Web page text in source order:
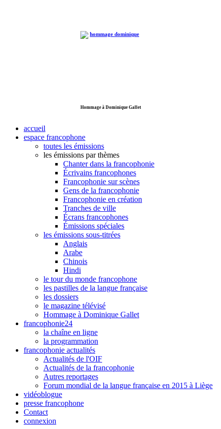
Hommage à Dominique Gallet
accueil
espace francophone
toutes les émissions
les émissions par thèmes
Chanter dans la francophonie
Écrivains francophones
Francophonie sur scènes
Gens de la francophonie
Francophonie en création
Tranches de ville
Écrans francophones
Émissions spéciales
les émissions sous-titrées
Anglais
Arabe
Chinois
Hindi
le tour du monde francophone
les pastilles de la langue française
les dossiers
le magazine télévisé
Hommage à Dominique Gallet
francophonie24
la chaîne en ligne
la programmation
francophonie actualités
Actualités de l'OIF
Actualités de la francophonie
Autres reportages
Forum mondial de la langue française en 2015 à Liège
vidéoblogue
presse francophone
Contact
connexion